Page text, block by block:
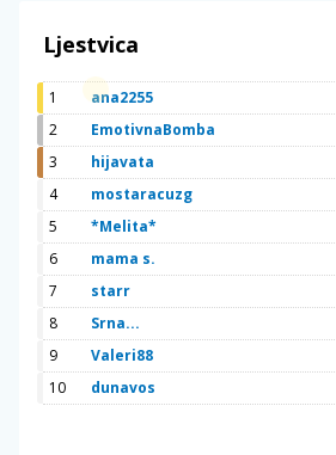
Ljestvica
1 ana2255
2
EmotivnaBomba
3
hijavata
4
mostaracuzg
5
*Melita*
6
mama s.
7
starr
8
Srna...
9
Valeri88
10
dunavos